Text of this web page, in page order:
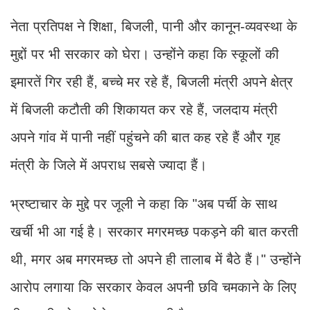
नेता प्रतिपक्ष ने शिक्षा, बिजली, पानी और कानून-व्यवस्था के
मुद्दों पर भी सरकार को घेरा। उन्होंने कहा कि स्कूलों की
इमारतें गिर रही हैं, बच्चे मर रहे हैं, बिजली मंत्री अपने क्षेत्र
में बिजली कटौती की शिकायत कर रहे हैं, जलदाय मंत्री
अपने गांव में पानी नहीं पहुंचने की बात कह रहे हैं और गृह
मंत्री के जिले में अपराध सबसे ज्यादा हैं।
भ्रष्टाचार के मुद्दे पर जूली ने कहा कि "अब पर्ची के साथ
खर्ची भी आ गई है। सरकार मगरमच्छ पकड़ने की बात करती
थी, मगर अब मगरमच्छ तो अपने ही तालाब में बैठे हैं।" उन्होंने
आरोप लगाया कि सरकार केवल अपनी छवि चमकाने के लिए